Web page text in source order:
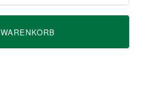
WARENKORB